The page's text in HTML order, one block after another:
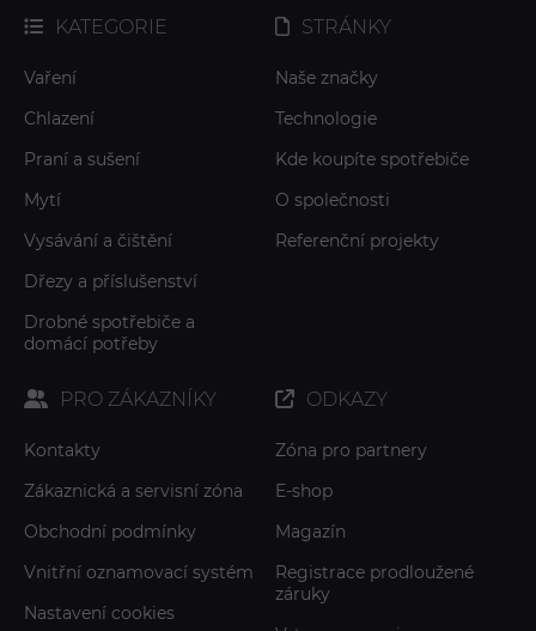
KATEGORIE
Vaření
Chlazení
Praní a sušení
Mytí
Vysávání a čištění
Dřezy a příslušenství
Drobné spotřebiče a
domácí potřeby
STRÁNKY
Naše značky
Technologie
Kde koupíte spotřebiče
O společnosti
Referenční projekty
PRO ZÁKAZNÍKY
Kontakty
Zákaznická a servisní zóna
Obchodní podmínky
Vnitřní oznamovací systém
Nastavení cookies
ODKAZY
Zóna pro partnery
E-shop
Magazín
Registrace prodloužené
záruky